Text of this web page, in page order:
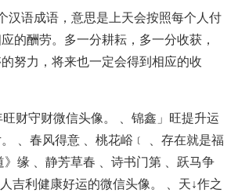
汉语成语，意思是上天会按照每个人付
的酬劳。多一分耕耘，多一分收获，
努力，将来也一定会得到相应的收
财守财微信头像。 、锦鑫」旺提升运
、春风得意 、桃花峪﹝ 、存在就是福
》缘 、静芳草春 、诗书门第 、跃马争
吉利健康好运的微信头像。 、天↓作之